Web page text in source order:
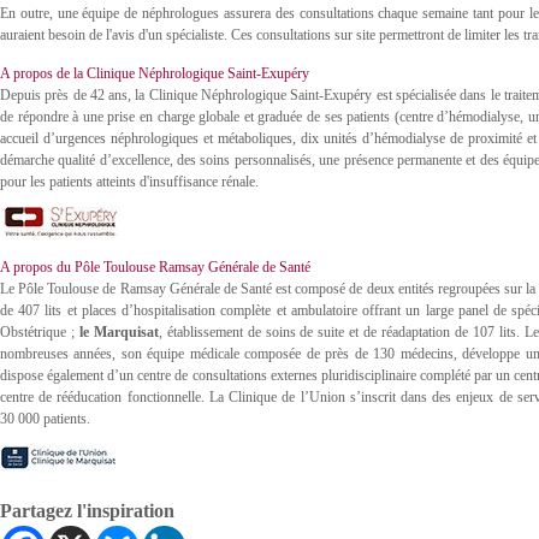
En outre, une équipe de néphrologues assurera des consultations chaque semaine tant
auraient besoin de l'avis d'un spécialiste. Ces consultations sur site permettront de limiter les
A propos de la Clinique Néphrologique Saint-Exupéry
Depuis près de 42 ans, la Clinique Néphrologique Saint-Exupéry est spécialisée dans le
de répondre à une prise en charge globale et graduée de ses patients (centre
accueil d’urgences néphrologiques et métaboliques, dix unités d’hémodialyse de proximité
démarche qualité d’excellence, des soins personnalisés, une présence permanente et des
pour les patients atteints d'insuffisance rénale.
A propos du Pôle Toulouse Ramsay Générale de Santé
Le Pôle Toulouse de Ramsay Générale de Santé est composé de deux entités regroupées sur
de 407 lits et places d’hospitalisation complète et ambulatoire offrant un large panel de
Obstétrique ;le Marquisat, établissement de soins de suite et de réadaptation de 107 lits.
nombreuses années, son équipe médicale composée de près de 130 médecins, développe
dispose également d’un centre de consultations externes pluridisciplinaire complété par un
centre de rééducation fonctionnelle. La Clinique de l’Union s’inscrit dans des enjeux de
30 000 patients.
Partagez l'inspiration